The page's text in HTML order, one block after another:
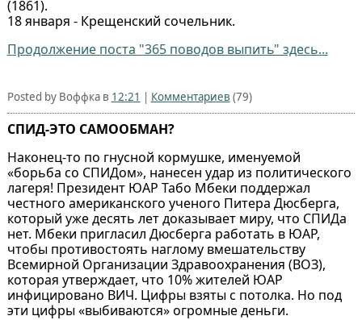
(1861).
18 января - Крещенский сочельник.
Продолжение поста "365 поводов выпить" здесь...
Posted by Воффка в 12:21 | Комментариев (79)
СПИД-ЭТО САМООБМАН?
Наконец-то по гнусной кормушке, именуемой
«борьба со СПИДом», нанесен удар из политического
лагеря! Президент ЮАР Табо Мбеки поддержал
честного американского ученого Питера Дюсберга,
который уже десять лет доказывает миру, что СПИДа
нет. Мбеки пригласил Дюсберга работать в ЮАР,
чтобы противостоять наглому вмешательству
Всемирной Организации Здравоохранения (ВОЗ),
которая утверждает, что 10% жителей ЮАР
инфицировано ВИЧ. Цифры взяты с потолка. Но под
эти цифры «выбиваются» огромные деньги.